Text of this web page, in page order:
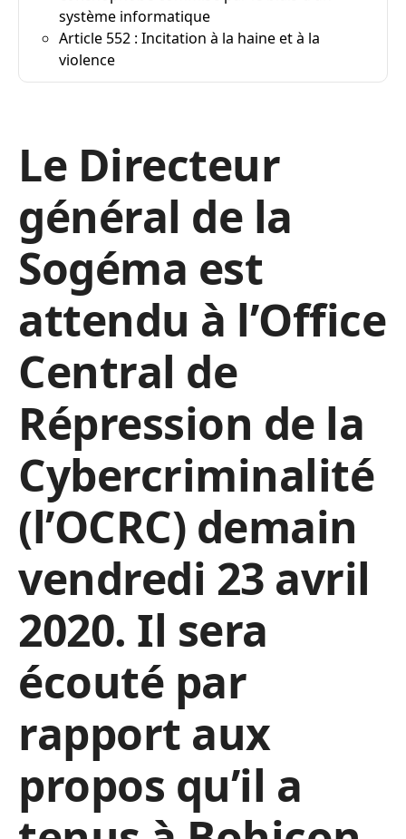
système informatique
Article 552 : Incitation à la haine et à la
violence
Le Directeur
général de la
Sogéma est
attendu à l’Office
Central de
Répression de la
Cybercriminalité
(l’OCRC) demain
vendredi 23 avril
2020. Il sera
écouté par
rapport aux
propos qu’il a